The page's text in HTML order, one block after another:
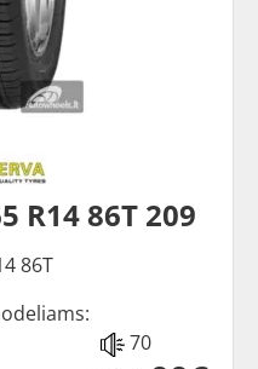
R14 86T 209
86T
70